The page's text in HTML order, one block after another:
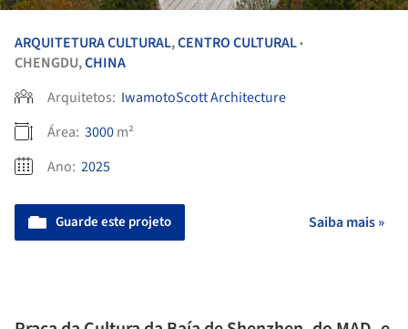
ARQUITETURA CULTURAL,CENTRO CULTURAL•
CHENGDU,CHINA
Arquitetos: IwamotoScott Architecture
Área: 3000m²
Ano: 2025
Guarde este projeto Saiba mais »